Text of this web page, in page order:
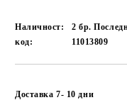
Наличност:
2 бр.
код:
11013809
Доставка 7- 10 дни